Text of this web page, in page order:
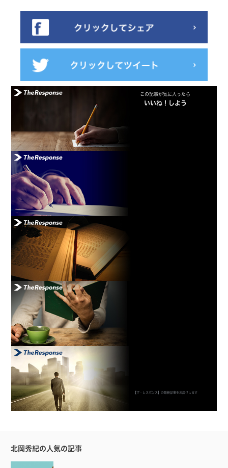
この記事が気に入ったら
いいね！しよう
【ザ・レスポンス】の最新記事をお届けします
北岡秀紀の人気の記事